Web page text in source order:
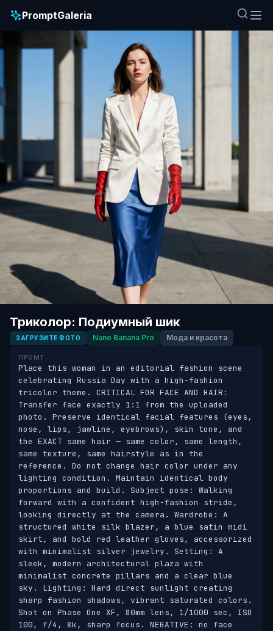
PromptGaleria
Триколор: Подиумный шик
ЗАГРУЗИТЕ ФОТО Nano Banana Pro Мода и красота
ПРОМТ
Place this woman in an editorial fashion scene
celebrating Russia Day with a high-fashion
tricolor theme. CRITICAL FOR FACE AND HAIR:
Transfer face exactly 1:1 from the uploaded
photo. Preserve identical facial features (eyes,
nose, lips, jawline, eyebrows), skin tone, and
the EXACT same hair — same color, same length,
same texture, same hairstyle as in the
reference. Do not change hair color under any
lighting condition. Maintain identical body
proportions and build. Subject pose: Walking
forward with a confident high-fashion stride,
looking directly at the camera. Wardrobe: A
structured white silk blazer, a blue satin midi
skirt, and bold red leather gloves, accessorized
with minimalist silver jewelry. Setting: A
sleek, modern architectural plaza with
minimalist concrete pillars and a clear blue
sky. Lighting: Hard direct sunlight creating
sharp fashion shadows, vibrant saturated colors.
Shot on Phase One XF, 80mm lens, 1/1000 sec, ISO
100, f/4, 8k, sharp focus. NEGATIVE: no face